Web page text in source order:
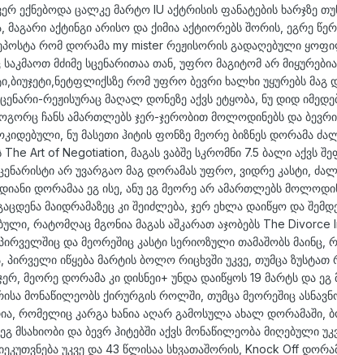
ექნებოდა ცალკე მარტო IU აქტრისის ფანატების ხარჯზე
აქტინგი არისო და ქიმია აქტიორებს შორის, ეგრე
რომ დორამა my mister რეჟისორის გადაღებული
მძიმე სცენარითაა თან, უფრო მაგიტომ არ
რომ უფრო ბევრი ხალხი უყურებს მაგ
რეჟისურაც მაღალ დონეზე აქვს ეტყობა, ნუ დიდ
ჩანს ამართლებს ჯერ-ჯერობით მოლოდინებს და ბევრი
ნუ მასეთი ჰიტის ფონზე მეორე ბიზნეს დორამა
Art of Negotiation, მაგას ვაბშე სკრომნი 7.5 ბალი აქვს
არ უვარგაო მაგ დორამას უფრო, ვიდრე კასტი,
დორამაა ეგ ისე, ანუ ეგ მეორე არ ამართლებს
მაიდრამაზეც კი შეიძლება, ჯერ ეხლა დაიწყო და
რატომღაც მგონია მაგას აშკარათ აჯობებს The Divorce
და მეორეშიც კასტი სერიოზული თამაშობს მაინც,
პირველი იწყება მარტის ბოლო რიცხვში უკვე, თუმცა
მეორე დორამა კი დისნეი+ უნდა დაიწყოს 19 მარტს და ეგ
მონაწილეობს ქირურგის როლში, თუმცა მეორეშიც
რომელიც კარგა ხანია აღარ გამოსულა ახალ დორამაში,
მსახიობი და ბევრ ჰიტებში აქვს მონაწილეობა მიღებული
უკვე და 43 წლისაა სხვათაშორის, Knock Off